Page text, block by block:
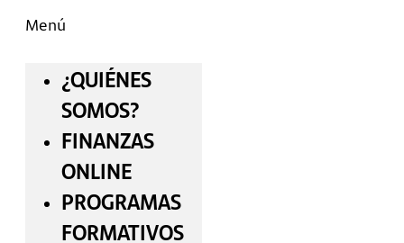
Menú
¿QUIÉNES
SOMOS?
FINANZAS
ONLINE
PROGRAMAS
FORMATIVOS